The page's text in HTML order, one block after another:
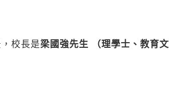
校長是梁國強先生 （理學士、教育文